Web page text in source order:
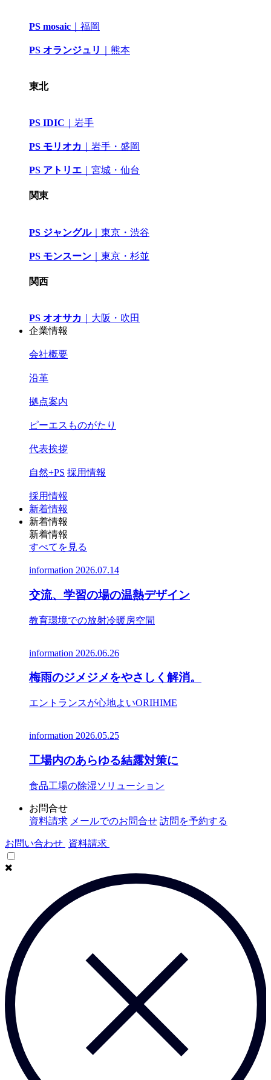
PS mosaic 福岡
PS オランジュリ 熊本
東北
PS IDIC 岩手
PS モリオカ ｜岩手・盛岡
PS アトリエ 宮城・仙台
関東
PS ジャングル｜ 東京・渋谷
PS モンスーン 東京・杉並
関西
PS オオサカ
大阪・吹田
企業情報
会社概要
沿革
拠点案内
ピーエスものがたり
代表挨拶
自然+PS 採用情報
採用情報
新着情報
新着情報
新着情報
すべてを見る
information 2026.07.14
交流、学習の場の温熱デザイン
教育環境での放射冷暖房空間
information 2026.06.26
梅雨のジメジメをやさしく解消。
エントランスが心地よいORIHIME
information 2026.05.25
工場内のあらゆる結露対策に
食品工場の除湿ソリューション
お問合せ
資料請求 メールでのお問合せ 訪問を予約する
お問い合わせ 資料請求